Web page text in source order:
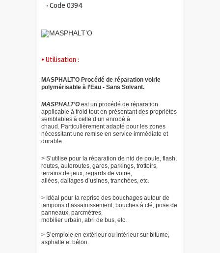
· Code 0394
• Utilisation :
MASPHALT’O Procédé de réparation voirie
polymérisable à l’Eau - Sans Solvant.
MASPHALT’O est un procédé de réparation
applicable à froid tout en présentant des propriétés
semblables à celle d’un enrobé à
chaud. Particulièrement adapté pour les zones
nécessitant une remise en service immédiate et
durable.
> S’utilise pour la réparation de nid de poule, flash,
routes, autoroutes, gares, parkings, trottoirs,
terrains de jeux, regards de voirie,
allées, dallages d’usines, tranchées, etc.
> Idéal pour la reprise des bouchages autour de
tampons d’assainissement, bouches à clé, pose de
panneaux, parcmètres,
mobilier urbain, abri de bus, etc.
> S’emploie en extérieur ou intérieur sur bitume,
asphalte et béton.